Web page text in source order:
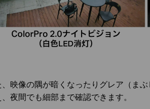
映像の隅が暗くなったりグレア（ま
夜間でも細部まで確認できます。